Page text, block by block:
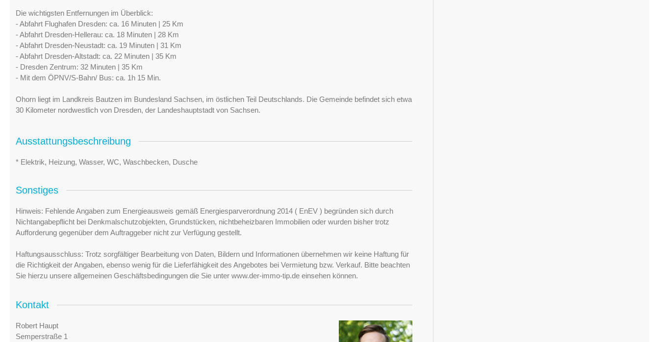
Die wichtigsten Entfernungen im Überblick:
- Abfahrt Flughafen Dresden: ca. 16 Minuten | 25 Km
- Abfahrt Dresden-Hellerau: ca. 18 Minuten | 28 Km
- Abfahrt Dresden-Neustadt: ca. 19 Minuten | 31 Km
- Abfahrt Dresden-Altstadt: ca. 22 Minuten | 35 Km
- Dresden Zentrum: 32 Minuten | 35 Km
- Mit dem ÖPNV/S-Bahn/ Bus: ca. 1h 15 Min.
Ohorn liegt im Landkreis Bautzen im Bundesland Sachsen, im östlichen Teil Deutschlands. Die Gemeinde befindet sich etwa
30 Kilometer nordwestlich von Dresden, der Landeshauptstadt von Sachsen.
Ausstattungsbeschreibung
* Elektrik, Heizung, Wasser, WC, Waschbecken, Dusche
Sonstiges
Hinweis: Fehlende Angaben zum Energieausweis gemäß Energiesparverordnung 2014 ( EnEV ) begründen sich durch
Nichtangabepflicht bei Denkmalschutzobjekten, Grundstücken, nichtbeheizbaren Immobilien oder wurden bisher trotz
Aufforderung gegenüber dem Auftraggeber nicht zur Verfügung gestellt.
Haftungsausschluss: Trotz sorgfältiger Bearbeitung von Daten, Bildern und Informationen übernehmen wir keine Haftung für
die Richtigkeit der Angaben, ebenso wenig für die Lieferfähigkeit des Angebotes bei Vermietung bzw. Verkauf. Bitte beachten
Sie hierzu unsere allgemeinen Geschäftsbedingungen die Sie unter www.der-immo-tip.de einsehen können.
Kontakt
Robert Haupt
Semperstraße 1